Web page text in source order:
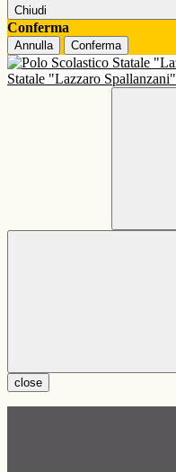
Chiudi
Conferma
Annulla Conferma
Statale "Lazzaro Spallanzani"
close